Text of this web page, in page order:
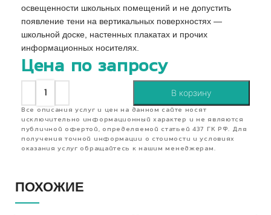
освещенности школьных помещений и не допустить
появление тени на вертикальных поверхностях —
школьной доске, настенных плакатах и прочих
информационных носителях.
Цена по запросу
В корзину
Все описания услуг и цен на данном сайте носят
исключительно информационный характер и не являются
публичной офертой, определяемой статьей 437 ГК РФ. Для
получения точной информации о стоимости и условиях
оказания услуг обращайтесь к нашим менеджерам.
ПОХОЖИЕ